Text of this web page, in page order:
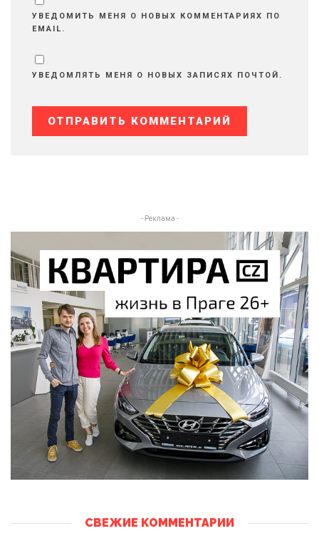
УВЕДОМИТЬ МЕНЯ О НОВЫХ КОММЕНТАРИЯХ ПО
EMAIL.
УВЕДОМЛЯТЬ МЕНЯ О НОВЫХ ЗАПИСЯХ ПОЧТОЙ.
- Реклама -
СВЕЖИЕ КОММЕНТАРИИ